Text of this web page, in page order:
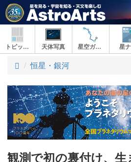
トピックス 天体写真 星空ガイド 星
ト
プ
恒星・銀河
観測で初の裏付け、